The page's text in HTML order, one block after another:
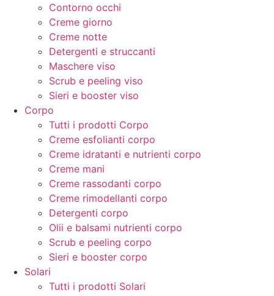
Contorno occhi
Creme giorno
Creme notte
Detergenti e struccanti
Maschere viso
Scrub e peeling viso
Sieri e booster viso
Corpo
Tutti i prodotti Corpo
Creme esfolianti corpo
Creme idratanti e nutrienti corpo
Creme mani
Creme rassodanti corpo
Creme rimodellanti corpo
Detergenti corpo
Olii e balsami nutrienti corpo
Scrub e peeling corpo
Sieri e booster corpo
Solari
Tutti i prodotti Solari